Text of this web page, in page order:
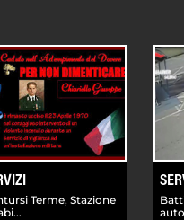
Terme, Stazione